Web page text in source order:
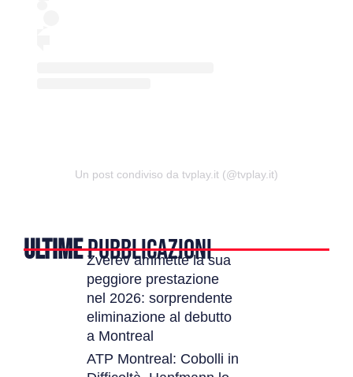
Un post condiviso da tvplay.it (@tvplay.it)
ULTIMEPUBBLICAZIONI
Zverev ammette la sua
peggiore prestazione
nel 2026: sorprendente
eliminazione al debutto
a Montreal
ATP Montreal: Cobolli in